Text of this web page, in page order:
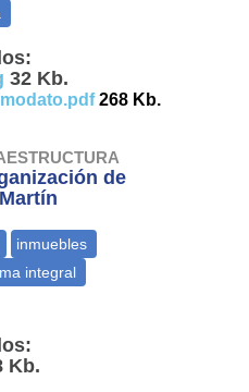
32 Kb.
268 Kb.
de
Kb.